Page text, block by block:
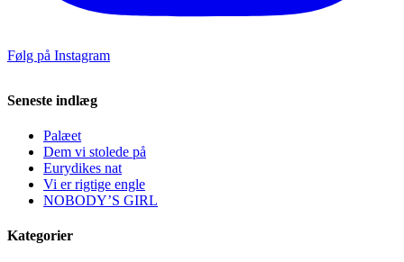
Følg på Instagram
Seneste indlæg
Palæet
Dem vi stolede på
Eurydikes nat
Vi er rigtige engle
NOBODY’S GIRL
Kategorier